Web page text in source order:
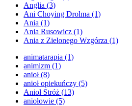
Anglia (3)
Ani Choying Drolma (1)
Ania (1)
Ania Rusowicz (1)
Ania z Zielonego Wzgórza (1)
animatarapia (1)
animizm (1)
anioł(8)
anioł opiekuńczy (5)
Anioł Stróż (13)
aniołowie (5)